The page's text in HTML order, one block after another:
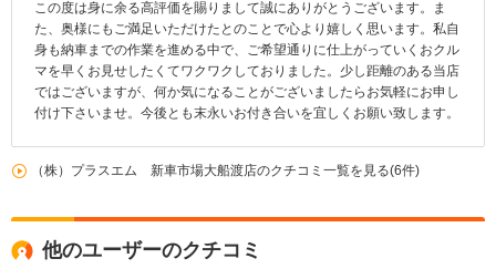
この度は身に余る高評価を賜りまして誠にありがとうございます。ま
た、奥様にもご満足いただけたとのことで心より嬉しく思います。私自
身も納車までの作業を進める中で、ご希望通りに仕上がっていくおクル
マを早くお見せしたくてワクワクしておりました。少し距離のある当店
ではございますが、何か気になることがございましたらお気軽にお申し
付け下さいませ。今後とも末永いお付き合いを宜しくお願い致します。
（株）プラスエム 新車市場大船渡店のクチコミ一覧を見る(6件)
他のユーザーのクチコミ